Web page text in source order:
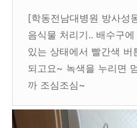
[학동전남대병원 방사성
음식물 처리기.. 배수구
있는 상태에서 빨간색 버
되고요~ 녹색을 누리면
까 조심조심~